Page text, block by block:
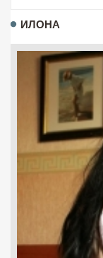
ИЛОНА